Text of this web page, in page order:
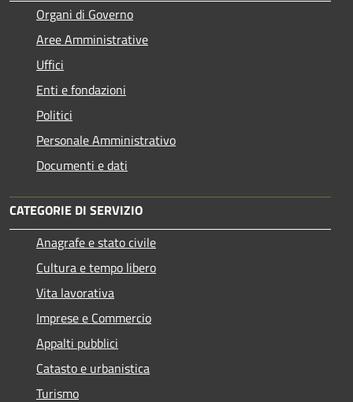
Organi di Governo
Aree Amministrative
Uffici
Enti e fondazioni
Politici
Personale Amministrativo
Documenti e dati
CATEGORIE DI SERVIZIO
Anagrafe e stato civile
Cultura e tempo libero
Vita lavorativa
Imprese e Commercio
Appalti pubblici
Catasto e urbanistica
Turismo